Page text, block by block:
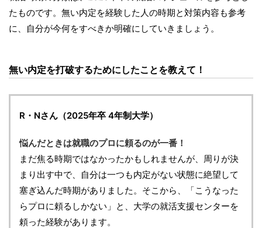
たものです。無い内定を経験した人の時期と対策内容も参考
に、自分が今何をすべきか明確にしていきましょう。
無い内定を打破するためにしたことを教えて！
R・Nさん（2025年卒 4年制大学）
悩んだときは就職のプロに頼るのが一番！
まだ焦る時期ではなかったかもしれませんが、周りが決
まり出す中で、自分は一つも内定がない状態に絶望して
塞ぎ込んだ時期がありました。そこから、「こうなった
らプロに頼るしかない」と、大学の就活支援センターを
頼った経験があります。